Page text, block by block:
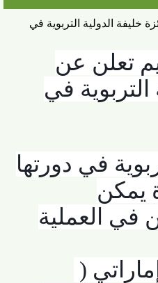
الدولية التربوية في
تعلن عن
في
في دورتها
العملية
(